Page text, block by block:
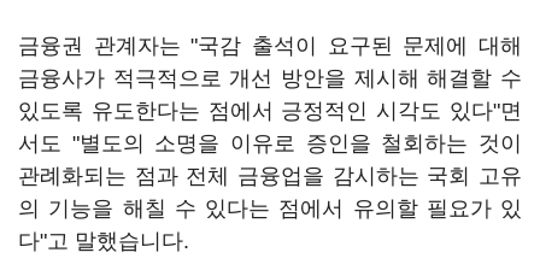
금융권 관계자는 "국감 출석이 요구된 문제에 대해
금융사가 적극적으로 개선 방안을 제시해 해결할 수
있도록 유도한다는 점에서 긍정적인 시각도 있다"면
서도 "별도의 소명을 이유로 증인을 철회하는 것이
관례화되는 점과 전체 금융업을 감시하는 국회 고유
의 기능을 해칠 수 있다는 점에서 유의할 필요가 있
다"고 말했습니다.